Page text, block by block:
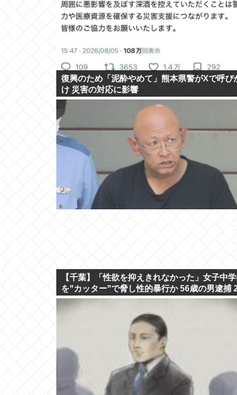
復興のため「泥酔やめて」熊本県警がXで呼び
け 災害の対応に影響
【千葉】「性欲を抑えきれなかった」女子中
を”カッター”で脅し性的暴行か 56歳の男逮捕
に面識なし